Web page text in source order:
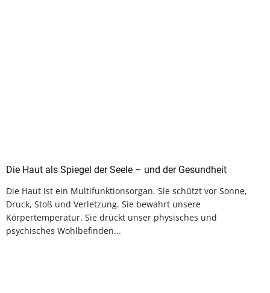
Die Haut als Spiegel der Seele – und der Gesundheit
Die Haut ist ein Multifunktionsorgan. Sie schützt vor Sonne,
Druck, Stoß und Verletzung. Sie bewahrt unsere
Körpertemperatur. Sie drückt unser physisches und
psychisches Wohlbefinden...